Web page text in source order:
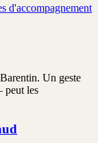
d'accompagnement
Un geste
peut les